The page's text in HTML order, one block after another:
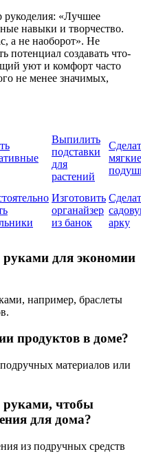
рукоделия: «Лучшее
навыки и творчество.
а не наоборот». Не
потенциал создавать что-
уют и комфорт часто
не менее значимых,
Выпилить
подставки
для
растений
мягкие
Изготовить
органайзер
из банок
арку
для экономии
например, браслеты
продуктов в доме?
материалов или
руками, чтобы
для дома?
из подручных средств